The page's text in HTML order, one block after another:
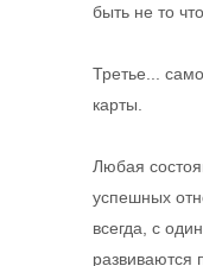
быть не то
Третье...
карты.
Любая
успешных
всегда, с
развиваются